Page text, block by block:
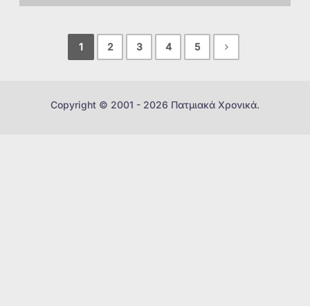
1 2 3 4 5
Copyright © 2001 - 2026 Πατμιακά Χρονικά.